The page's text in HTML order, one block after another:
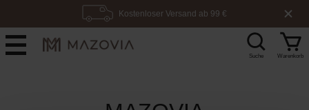
100 Tage Rückgaberecht
Lieferzeit: 2-4 Tage
Kostenloser Versand ab 99 €
Suche Warenkorb